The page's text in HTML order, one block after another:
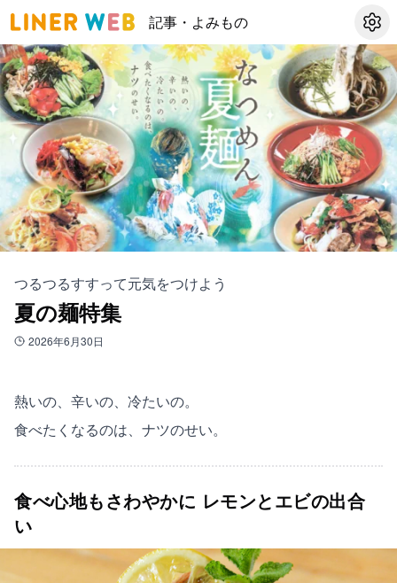
記事・よみもの 設定
つるつるすすって元気をつけよう
夏の麺特集
2026年6月30日
熱いの、辛いの、冷たいの。
食べたくなるのは、ナツのせい。
食べ心地もさわやかに レモンとエビの出合
い